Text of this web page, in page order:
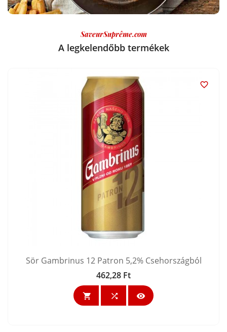
SaveurSuprême.com
A legkelendőbb termékek

Sör Gambrinus 12 Patron 5,2% Csehországból
Ár
462,28 Ft
  